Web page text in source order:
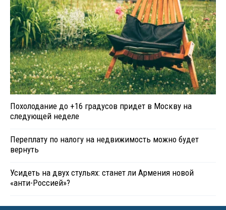
Похолодание до +16 градусов придет в Москву на
следующей неделе
Переплату по налогу на недвижимость можно будет
вернуть
Усидеть на двух стульях: станет ли Армения новой
«анти-Россией»?